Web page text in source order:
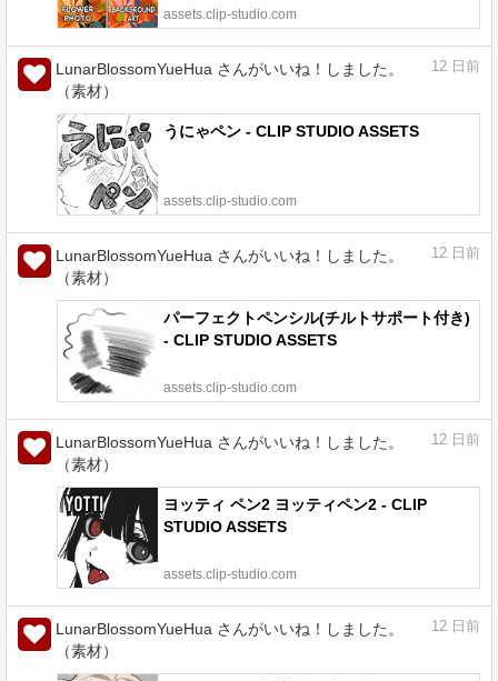
assets.clip-studio.com
LunarBlossomYueHua さんがいいね！しました。
（素材）
12 日前
うにゃペン - CLIP STUDIO ASSETS
assets.clip-studio.com
LunarBlossomYueHua さんがいいね！しました。
（素材）
12 日前
パーフェクトペンシル(チルトサポート付き)
- CLIP STUDIO ASSETS
assets.clip-studio.com
LunarBlossomYueHua さんがいいね！しました。
（素材）
12 日前
ヨッティ ペン2 ヨッティペン2 - CLIP
STUDIO ASSETS
assets.clip-studio.com
LunarBlossomYueHua さんがいいね！しました。
（素材）
12 日前